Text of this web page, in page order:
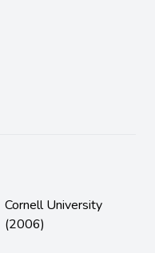
Cornell University
(2006)